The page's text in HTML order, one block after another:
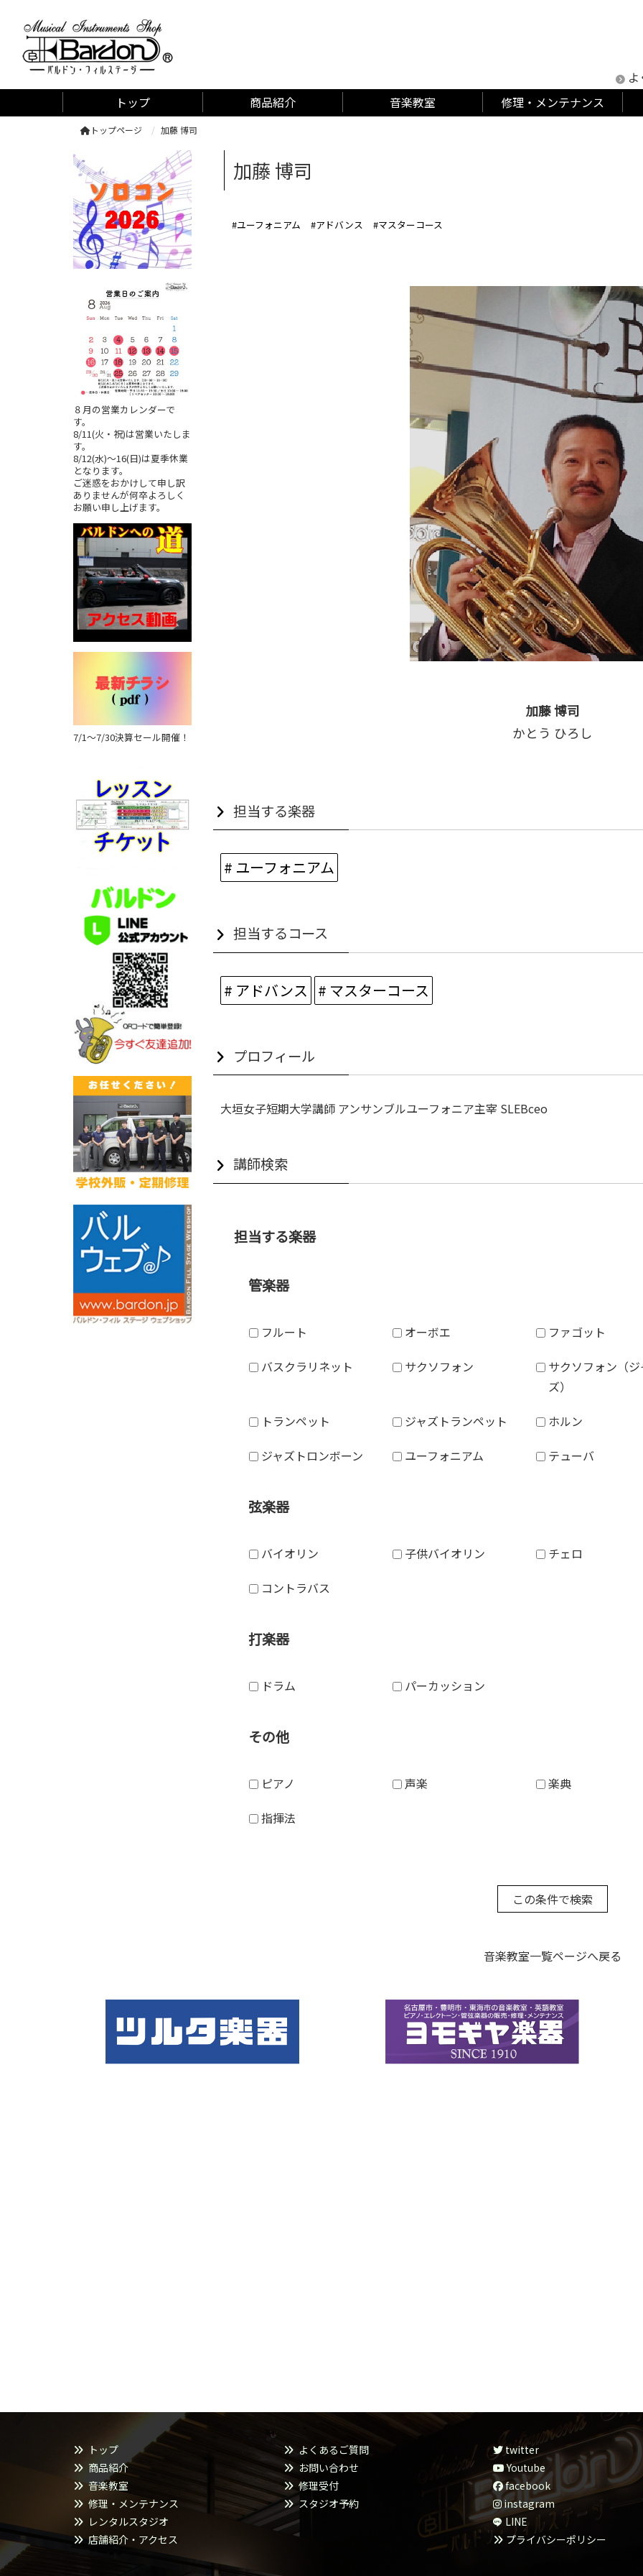
トップ
商品紹介 音楽教室 修理・メンテナンス
トップページ 加藤 博司
加藤 博司
#ユーフォニアム #アドバンス #マスターコース
加藤 博司
かとう ひろし
担当する楽器
# ユーフォニアム
担当するコース
# アドバンス # マスターコース
プロフィール
大垣女子短期大学講師 アンサンブルユーフォニア主宰 SLEBceo
講師検索
担当する楽器
管楽器
フルート オーボエ ファゴット
バスクラリネット
サクソフォン
サクソフォン（ジ
ズ）
トランペット
ジャズトランペット ホルン
ジャズトロンボーン
ユーフォニアム テューバ
弦楽器
バイオリン 子供バイオリン チェロ
コントラバス
打楽器
ドラム パーカッション
その他
ピアノ 声楽 楽典
指揮法
音楽教室一覧ページへ戻る
８月の営業カレンダーで
す。
8/11(火・祝)は営業いたしま
す。
8/12(水)～16(日)は夏季休業
となります。
ご迷惑をおかけして申し訳
ありませんが何卒よろしく
お願い申し上げます。
7/1～7/30決算セール開催！
トップ
商品紹介
音楽教室
修理・メンテナンス
レンタルスタジオ
店舗紹介・アクセス
よくあるご質問
お問い合わせ
修理受付
スタジオ予約
twitter
Youtube
facebook
instagram
LINE
プライバシーポリシー